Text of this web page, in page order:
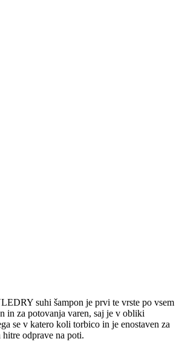
suhi šampon je prvi te vrste po vsem
in za potovanja varen, saj je v obliki
se v katero koli torbico in je enostaven za
odprave na poti.